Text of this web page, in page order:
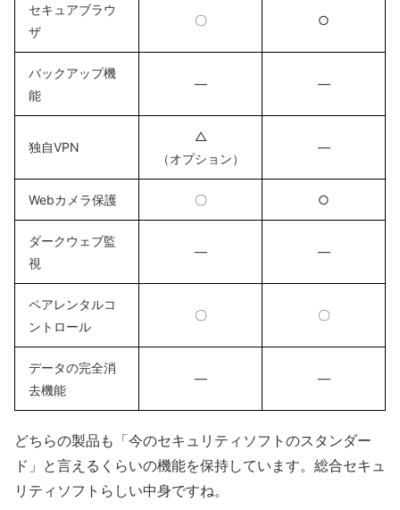
セキュアブラウ
ザ
〇 ○
バックアップ機
能
― ―
独自VPN
△
（オプション）
―
Webカメラ保護 〇 ○
ダークウェブ監
視
― ―
ペアレンタルコ
ントロール
〇 〇
データの完全消
去機能
― ―
どちらの製品も「今のセキュリティソフトのスタンダー
ド」と言えるくらいの機能を保持しています。総合セキュ
リティソフトらしい中身ですね。